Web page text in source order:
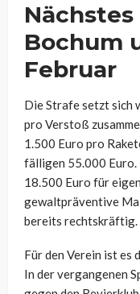
Bochum
Februar
Die Strafe setzt sich
pro Verstoß
1.500 Euro pro
fälligen 55.000
18.500 Euro für
gewaltpräventive
bereits rechtskräftig.
Für den Verein ist es
In der vergangenen